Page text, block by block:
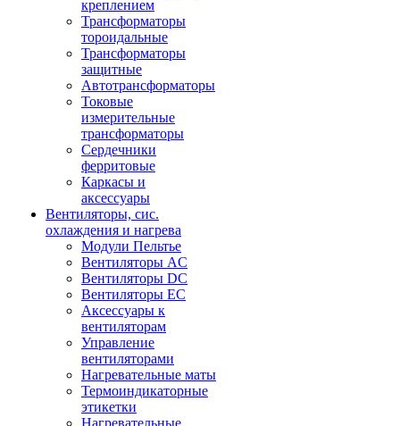
креплением
Трансформаторы
тороидальные
Трансформаторы
защитные
Автотрансформаторы
Токовые
измерительные
трансформаторы
Сердечники
ферритовые
Каркасы и
аксессуары
Вентиляторы, сис.
охлаждения и нагрева
Модули Пельтье
Вентиляторы AC
Вентиляторы DC
Вентиляторы EC
Аксессуары к
вентиляторам
Управление
вентиляторами
Нагревательные маты
Термоиндикаторные
этикетки
Нагревательные